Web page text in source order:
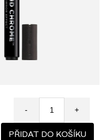
- +
PŘIDAT DO KOŠÍKU